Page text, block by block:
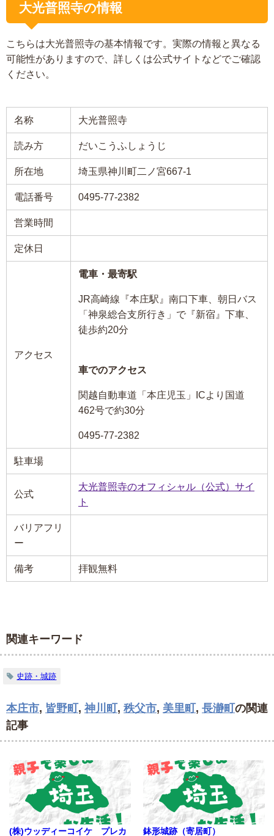
大光普照寺の情報
こちらは大光普照寺の基本情報です。実際の情報と異なる
可能性がありますので、詳しくは公式サイトなどでご確認
ください。
名称 大光普照寺
読み方 だいこうふしょうじ
所在地 埼玉県神川町二ノ宮667-1
電話番号 0495-77-2382
営業時間
定休日
アクセス
電車・最寄駅
JR高崎線『本庄駅』南口下車、朝日バス
「神泉総合支所行き」で『新宿』下車、
徒歩約20分
車でのアクセス
関越自動車道「本庄児玉」ICより国道
462号で約30分
0495-77-2382
駐車場
公式
大光普照寺のオフィシャル（公式）サイ
ト
バリアフリ
ー
備考 拝観無料
関連キーワード
史跡・城跡
本庄市, 皆野町 , 神川町 , 秩父市, 美里町 , 長瀞町 の関連
記事
(株)ウッディーコイケ プレカ
鉢形城跡（寄居町）